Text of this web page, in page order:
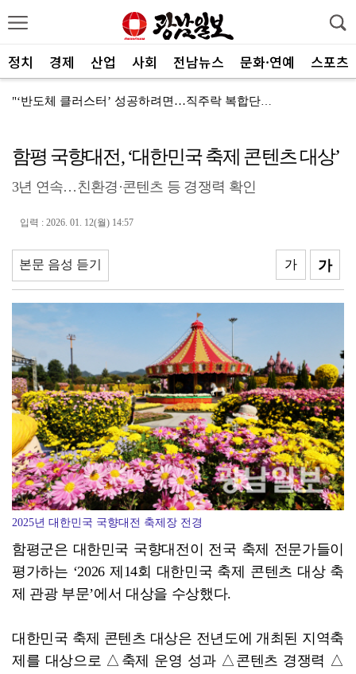
정치 경제 산업 사회 전남뉴스 문화·연예 스포츠
"‘반도체 클러스터’ 성공하려면…직주락 복합단지 구축"
반도체 산단 속도…광주 민간공항 무안이전도 빨라질 듯
"광주 5개 자치구 기능·권한 확대해야 불균형 해소"
폭염에 멈춘 무안공항 참사 재수색 10일 재개
민주 당권 주자들, 텃밭 호남 민심잡기 '사활'
[사설]강진 병영면 ‘도시재생 성공모델’된 이유
폭염·가뭄·고수온 비상…농·수협, 현장 지원 총력
[강소기업을 키우자] 궁전제과
함평 국향대전, ‘대한민국 축제 콘텐츠 대상’
3년 연속…친환경·콘텐츠 등 경쟁력 확인
입력 : 2026. 01. 12(월) 14:57
본문 음성 듣기 가
가
2025년 대한민국 국향대전 축제장 전경
함평군은 대한민국 국향대전이 전국 축제 전문가들이
평가하는 ‘2026 제14회 대한민국 축제 콘텐츠 대상 축
제 관광 부문’에서 대상을 수상했다.
대한민국 축제 콘텐츠 대상은 전년도에 개최된 지역축
제를 대상으로 △축제 운영 성과 △콘텐츠 경쟁력 △